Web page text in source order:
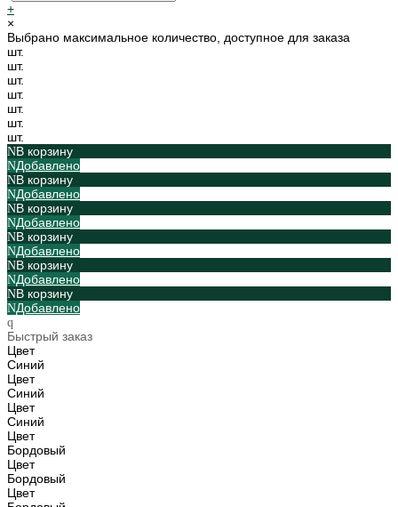
+
×
Выбрано максимальное количество, доступное для заказа
шт.
шт.
шт.
шт.
шт.
шт.
шт.
В корзину
Добавлено
В корзину
Добавлено
В корзину
Добавлено
В корзину
Добавлено
В корзину
Добавлено
В корзину
Добавлено
Быстрый заказ
Цвет
Синий
Цвет
Синий
Цвет
Синий
Цвет
Бордовый
Цвет
Бордовый
Цвет